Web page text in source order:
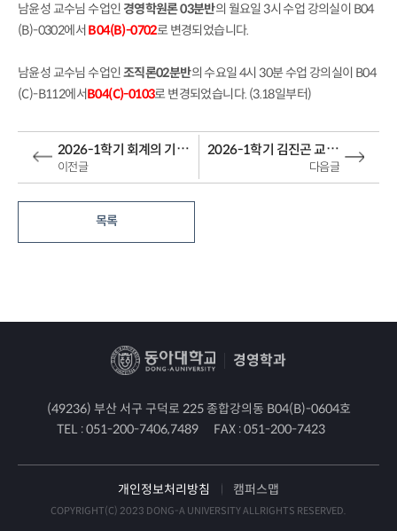
남윤성 교수님 수업인 경영학원론 03분반의 월요일 3시 수업 강의실이 B04
(B)-0302에서 B04(B)-0702로 변경되었습니다.
남윤성 교수님 수업인조직론02분반의 수요일 4시 30분 수업 강의실이 B04
(C)-B112에서B04(C)-0103로 변경되었습니다. (3.18일부터)
이전글
2026-1학기 회계의 기초 201분반 강의실 변경 안내
다음글
2026-1학기 김진곤 교수님 위험관리론 02분반 강의실 변경 안내
목록
경영학과
(49236) 부산 서구 구덕로 225 종합강의동 B04(B)-0604호
TEL :051-200-7406,7489 FAX :051-200-7423
개인정보처리방침 캠퍼스맵
COPYRIGHT(C) 2023 DONG-A UNIVERSITY ALLRIGHTS RESERVED.